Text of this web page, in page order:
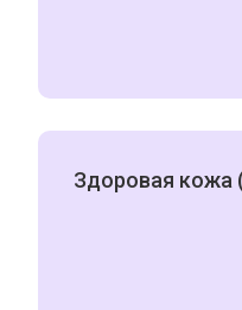
Здоровая кожа